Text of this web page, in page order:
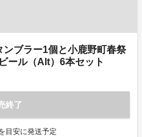
ンブラー1個と小鹿野町春祭
ール（Alt）6本セット
終了
目安に発送予定